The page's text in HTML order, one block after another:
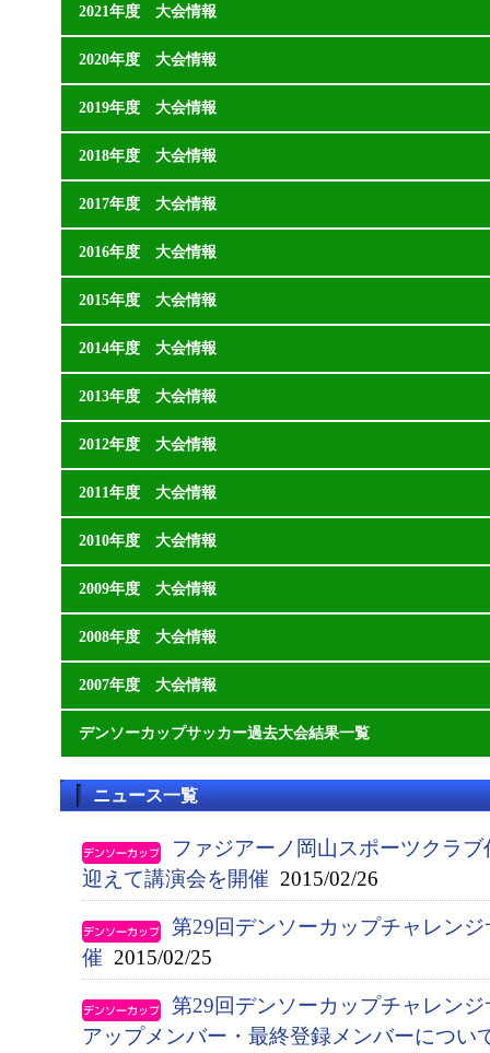
2021年度 大会情報
2020年度 大会情報
2019年度 大会情報
2018年度 大会情報
2017年度 大会情報
2016年度 大会情報
2015年度 大会情報
2014年度 大会情報
2013年度 大会情報
2012年度 大会情報
2011年度 大会情報
2010年度 大会情報
2009年度 大会情報
2008年度 大会情報
2007年度 大会情報
デンソーカップサッカー過去大会結果一覧
ニュース一覧
ファジアーノ岡山スポーツクラ
迎えて講演会を開催 2015/02/26
第29回デンソーカップチャレン
催 2015/02/25
第29回デンソーカップチャレン
アップメンバー・最終登録メンバーについ